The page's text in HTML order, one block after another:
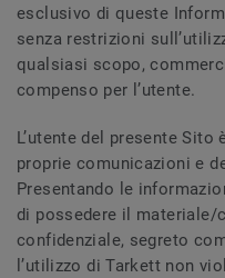
esclusivo di queste
senza restrizioni
qualsiasi scopo,
compenso per l’utente.
L’utente del presente Sito
proprie comunicazioni e
Presentando le
di possedere il materiale/
confidenziale, segreto
l’utilizzo di Tarkett non